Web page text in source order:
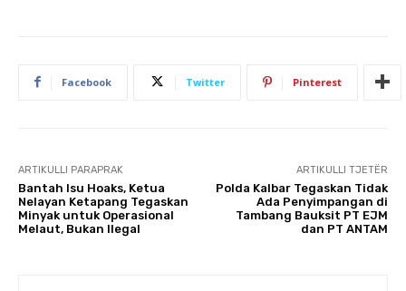
Facebook Twitter Pinterest
ARTIKULLI PARAPRAK
Bantah Isu Hoaks, Ketua
Nelayan Ketapang Tegaskan
Minyak untuk Operasional
Melaut, Bukan Ilegal
ARTIKULLI TJETËR
Polda Kalbar Tegaskan Tidak
Ada Penyimpangan di
Tambang Bauksit PT EJM
dan PT ANTAM